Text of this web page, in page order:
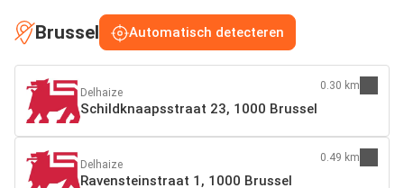
Brussel Automatisch detecteren
Delhaize
Schildknaapsstraat 23, 1000 Brussel
0.30 km
Delhaize
Ravensteinstraat 1, 1000 Brussel
0.49 km